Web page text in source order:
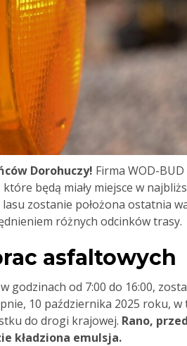
Dorohuczy! Firma WOD-
będą miały miejsce w
zostanie położona ostatnia
różnych odcinków trasy.
asfaltowych
godzinach od 7:00 do 16:00,
10 października 2025 roku, w
do drogi krajowej. Rano,
kładziona emulsja.